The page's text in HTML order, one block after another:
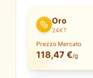
Oro
24KT
Prezzo Mercato
118,47 €/g